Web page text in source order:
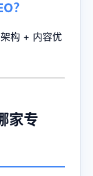
？
构 + 内容优
家专